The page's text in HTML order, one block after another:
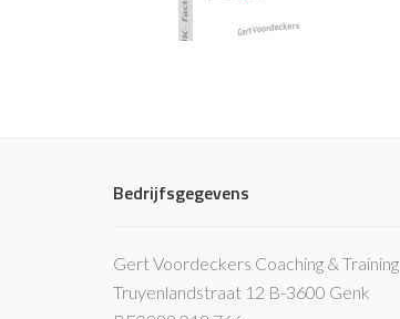
Bedrijfsgegevens
Gert Voordeckers Coaching & Training
Truyenlandstraat 12 B-3600 Genk